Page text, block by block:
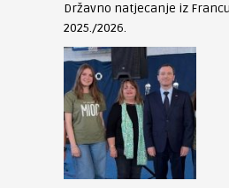
Državno natjecanje iz
2025./2026.